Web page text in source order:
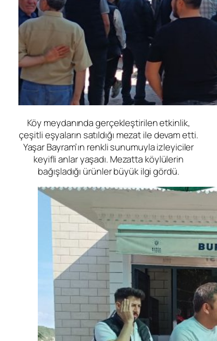
Köy meydanında gerçekleştirilen etkinlik,
çeşitli eşyaların satıldığı mezat ile devam etti.
Yaşar Bayram’ın renkli sunumuyla izleyiciler
keyifli anlar yaşadı. Mezatta köylülerin
bağışladığı ürünler büyük ilgi gördü.